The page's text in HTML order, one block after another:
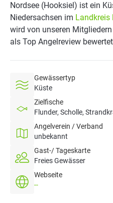
Nordsee (Hooksiel) ist ein
Niedersachsen im Landkreis
wird von unseren
als Top Angelreview
Gewässertyp
Küste
Zielfische
Flunder, Scholle,
Angelverein / Verband
unbekannt
Gast-/ Tageskarte
Freies Gewässer
Webseite
--